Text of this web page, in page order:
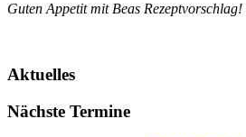
Guten Appetit mit Beas Rezeptvorschlag!
Aktuelles
Nächste Termine